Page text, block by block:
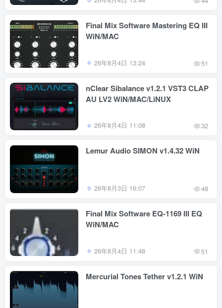
Final Mix Software Mastering EQ III
WiN/MAC
26年8月4日 13:24 51
nClear Sibalance v1.2.1 VST3 CLAP
AU LV2 WiN/MAC/LiNUX
26年8月4日 11:08 32
Lemur Audio SIMON v1.4.32 WiN
26年8月3日 16:07 48
Final Mix Software EQ-1169 III EQ
WiN/MAC
26年8月4日 11:48 51
Mercurial Tones Tether v1.2.1 WiN